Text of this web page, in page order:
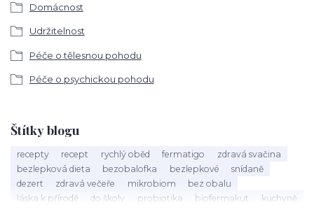
Domácnost
Udržitelnost
Péče o tělesnou pohodu
Péče o psychickou pohodu
Štítky blogu
recepty recept rychlý oběd fermatigo
zdravá svačina
bezlepková dieta
bezobalofka bezlepkové
snídaně
dezert
zdravá večeře mikrobiom
bez obalu
láska k přírodě
do školy probiotika biofermakut
kuchyně